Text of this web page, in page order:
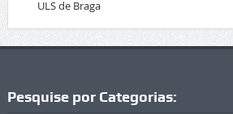
ULS de Braga
Pesquise por Categorias: